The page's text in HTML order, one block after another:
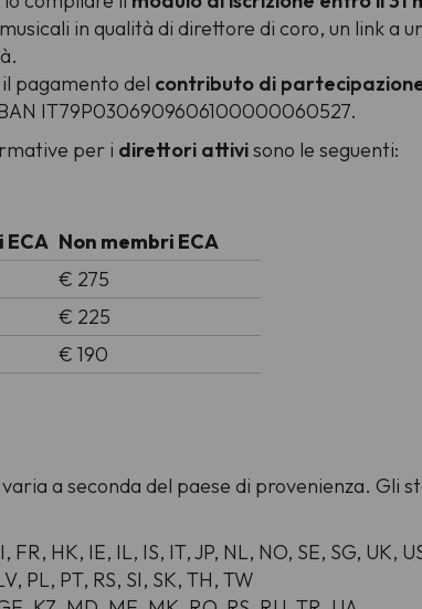
in qualità di direttore di coro, un link a
pagamento del contributo di
IT79P0306909606100000060527.
per i direttori attivisono le seguenti:
Non membri ECA
€ 275
€ 225
€ 190
a seconda del paese di provenienza.
FR, HK, IE, IL, IS, IT, JP, NL, NO, SE, SG, UK,
PL, PT, RS, SI, SK, TH, TW